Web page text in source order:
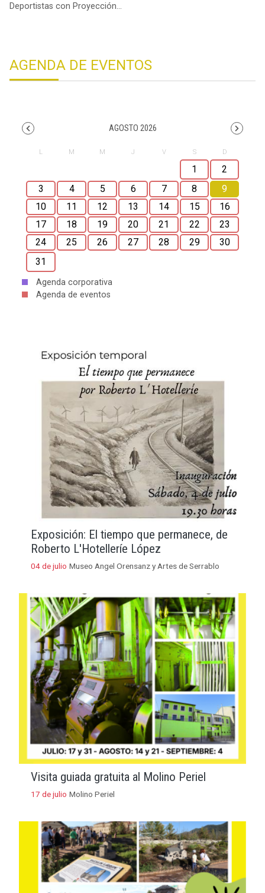
Deportistas con Proyección...
AGENDA DE EVENTOS
AGOSTO 2026
1
2
3
4 5 6 7 8
9
10
11 12 13 14 15
16
17
18 19 20 21 22
23
24
25 26 27 28 29
30
31
Agenda corporativa
Agenda de eventos
Exposición: El tiempo que permanece, de
Roberto L'Hotelleríe López
04 de julio Museo Angel Orensanz y Artes de Serrablo
Visita guiada gratuita al Molino Periel
17 de julio Molino Periel